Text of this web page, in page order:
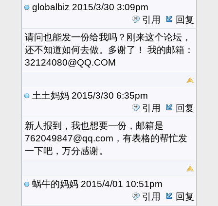
globalbiz 2015/3/30 3:09pm
引用
回复
请问也能发一份给我吗？刚来这个论坛，
还不知道如何去做。多谢了！ 我的邮箱：
32124080@QQ.COM
土土妈妈 2015/3/30 6:35pm
引用
回复
新人报到，我也想要一份，邮箱是
762049847@qq.com，有表格的帮忙发
一下吧，万分感谢。
蜗牛的妈妈 2015/4/01 10:51pm
引用
回复